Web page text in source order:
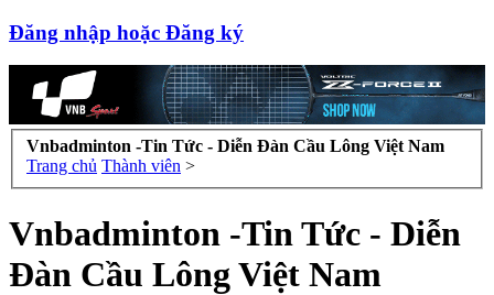
Đăng nhập hoặc Đăng ký
Vnbadminton -Tin Tức - Diễn Đàn Cầu Lông Việt Nam
Trang chủ Thành viên >
Vnbadminton -Tin Tức - Diễn
Đàn Cầu Lông Việt Nam